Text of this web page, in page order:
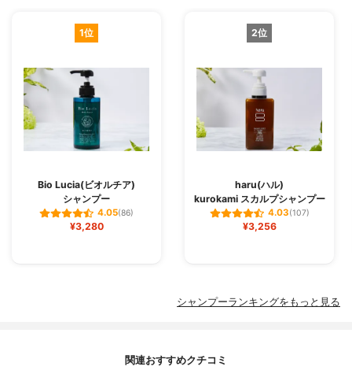
1位
Bio Lucia(ビオルチア)
シャンプー
4.05(86)
¥3,280
2位
haru(ハル)
kurokami スカルプシャンプー
4.03(107)
¥3,256
シャンプーランキングをもっと見る
関連おすすめクチコミ